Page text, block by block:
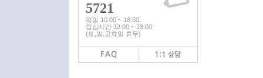
5721
평일 10:00 ~ 18:00,
점심시간 12:00 ~ 13:00
(토,일,공휴일 휴무)